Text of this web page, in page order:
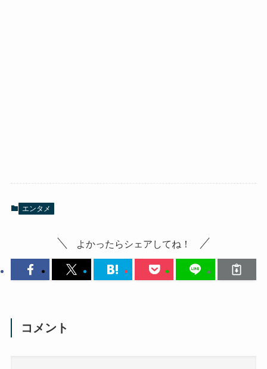
エンタメ
よかったらシェアしてね！
コメント